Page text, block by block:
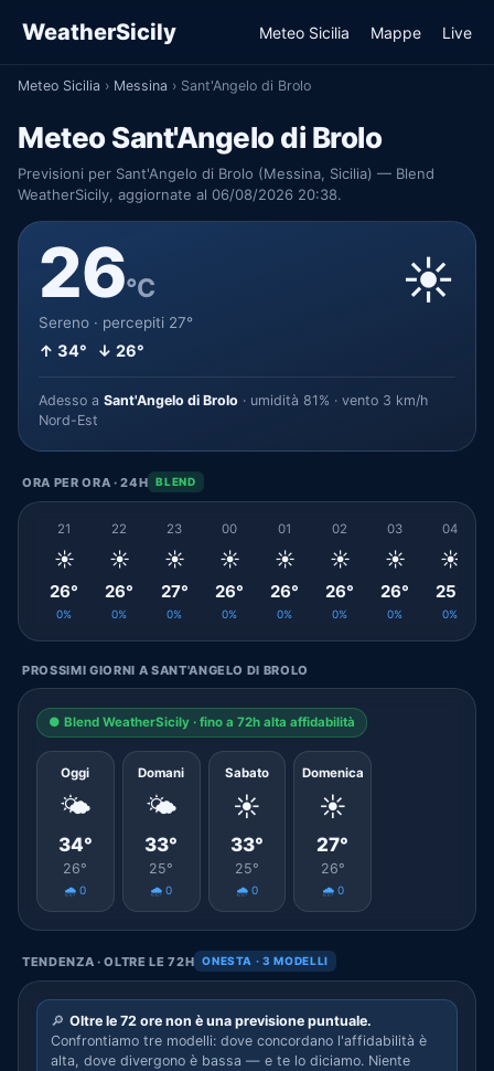
WeatherSicily Meteo Sicilia Mappe Live
Meteo Sicilia › Messina › Sant'Angelo di Brolo
Meteo Sant'Angelo di Brolo
Previsioni per Sant'Angelo di Brolo (Messina, Sicilia) — Blend
WeatherSicily, aggiornate al 06/08/2026 20:38.
26°C
Sereno · percepiti 27°
↑ 34° ↓ 26°
☀️
Adesso a Sant'Angelo di Brolo · umidità 81% · vento 3 km/h
Nord-Est
ORA PER ORA · 24H BLEND
21
☀️
26°
0%
22
☀️
26°
0%
23
☀️
27°
0%
00
☀️
26°
0%
01
☀️
26°
0%
02
☀️
26°
0%
03
☀️
26°
0%
04
☀️
25°
0%
PROSSIMI GIORNI A SANT'ANGELO DI BROLO
● Blend WeatherSicily · fino a 72h alta affidabilità
Oggi
🌤️
34°
26°
🌧️ 0
Domani
🌤️
33°
25°
🌧️ 0
Sabato
☀️
33°
25°
🌧️ 0
Domenica
☀️
27°
26°
🌧️ 0
TENDENZA · OLTRE LE 72H ONESTA · 3 MODELLI
🔎 Oltre le 72 ore non è una previsione puntuale.
Confrontiamo tre modelli: dove concordano l'affidabilità è
alta, dove divergono è bassa — e te lo diciamo. Niente